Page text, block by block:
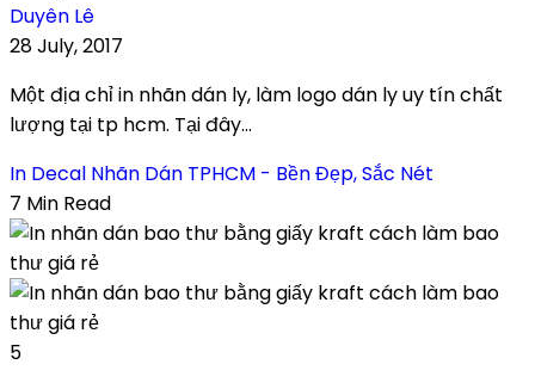
Duyên Lê
28 July, 2017
Một địa chỉ in nhãn dán ly, làm logo dán ly uy tín chất
lượng tại tp hcm. Tại đây...
In Decal Nhãn Dán TPHCM - Bền Đẹp, Sắc Nét
7 Min Read
5